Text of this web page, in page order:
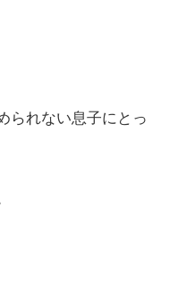
られない息子にとっ